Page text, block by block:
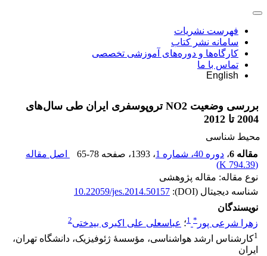
فهرست نشریات
سامانه نشر کتاب
کارگاه‌ها و دوره‌های آموزشی تخصصی
تماس با ما
English
بررسی وضعیت NO2 تروپوسفری ایران طی سال‌های
2004 تا 2012
محیط شناسی
مقاله 6
، دوره 40، شماره 1 ، 1393 ، صفحه 65-78
اصل مقاله
(
794.39 K
)
نوع مقاله: مقاله پژوهشی
شناسه دیجیتال (DOI):
10.22059/jes.2014.50157
نویسندگان
زهرا شرعی پور *
1؛ عباسعلی علی اکبری بیدختی2
1کارشناس ارشد هواشناسی، مؤسسۀ ژئوفیزیک، دانشگاه تهران،
ایران